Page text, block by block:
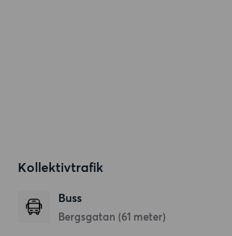
Kollektivtrafik
Buss
Bergsgatan (61 meter)